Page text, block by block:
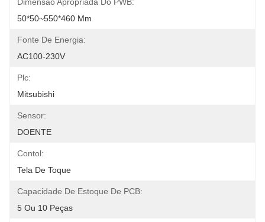
50*50~550*460 Mm
Fonte De Energia:
AC100-230V
Plc:
Mitsubishi
Sensor:
DOENTE
Contol:
Tela De Toque
Capacidade De Estoque De PCB:
5 Ou 10 Peças